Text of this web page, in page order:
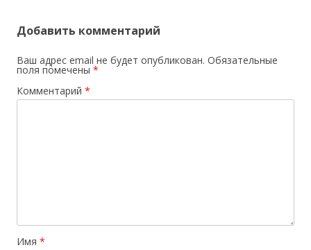
Добавить комментарий
Ваш адрес email не будет опубликован. Обязательные
поля помечены *
Комментарий *
Имя *